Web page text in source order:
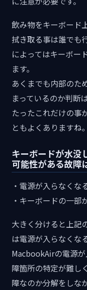
飲み物をキーボード
拭き取る事は誰でも
によってはキーボー
ます。
あくまでも内部のた
まっているのか判断
たったこれだけの事
ともよくありますね。
キーボードが水没
可能性がある故障
・電源が入らなくな
・キーボードの一部
大きく分けると上記
は電源が入らなくな
MacbookAirの電源
障箇所の特定が難し
障なのか分解をしな